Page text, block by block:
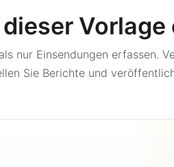
nur Einsendungen erfassen.
Sie Berichte und